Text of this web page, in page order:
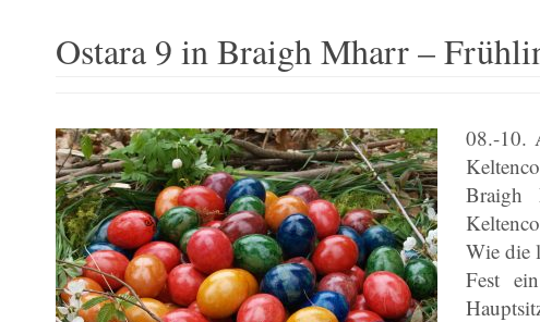
Ostara 9 in Braigh Mharr –
08.-10.
Braigh
Wie die
Fest